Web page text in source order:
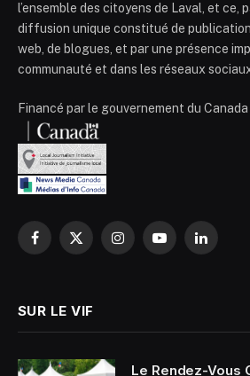
l’ensemble des citoyens de Laval, et ce,
diffusion unique constitué de
web, de blogues, et par une présence
communauté et dans les réseaux
Financé par le gouvernement du Canada
Facebook
X
InstagramYouTubeLinkedIn
SUR LE VIF
Le Rendez-Vous